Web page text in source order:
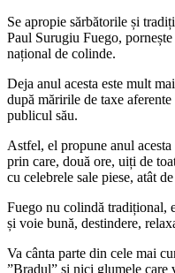
Se apropie sărbătorile și
Paul Surugiu Fuego,
național de colinde.
Deja anul acesta este mult
după măririle de taxe
publicul său.
Astfel, el propune anul
prin care, două ore, uiți de
cu celebrele sale piese, atât
Fuego nu colindă tradițional,
și voie bună, destindere,
Va cânta parte din cele mai
”Bradul” și nici glumele care